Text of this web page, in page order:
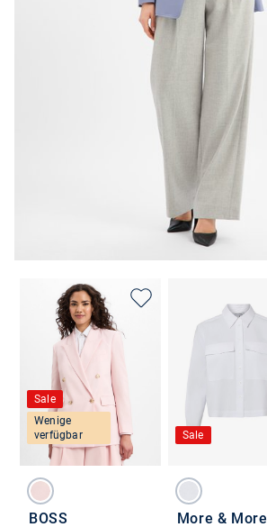
Sale
Wenige
verfügbar
BOSS
Sale
More & More